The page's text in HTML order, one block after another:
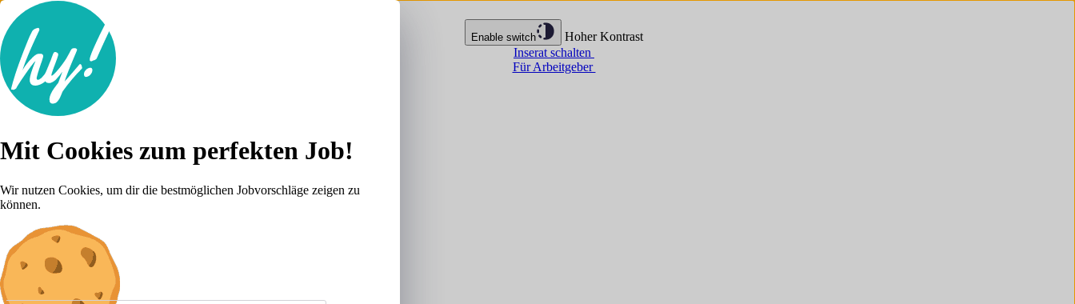
Enable switch
Hoher Kontrast
Inserat schalten
Für Arbeitgeber
Lebenslauf
Karriere-Tipps
Anmelden
Mit Cookies zum perfekten Job!
Wir nutzen Cookies, um dir die bestmöglichen Jobvorschläge zeigen zu
können.